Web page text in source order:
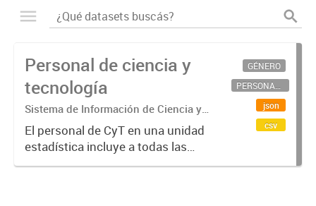
Personal de ciencia y
tecnología
Sistema de Información de Ciencia y
Tecnología Argentino (SICYTAR)
El personal de CyT en una unidad
estadística incluye a todas las
personas involucradas
GÉNERO
PERSONAL CIENTÍFICO-TECNOLÓGICO
json
csv